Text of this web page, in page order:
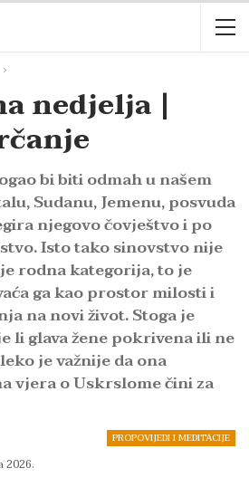
nedjelja |
bi biti odmah u našem
Sudanu, Jemenu, posvuda
njegovo čovještvo i po
Isto tako sinovstvo nije
rodna kategorija, to je
ga kao prostor milosti i
na novi život. Stoga je
li glava žene pokrivena ili ne
je važnije da ona
vjera o Uskrslome čini za
PROPOVIJEDI I MEDITACIJE
2026.